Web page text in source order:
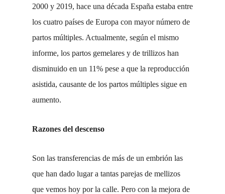
2000 y 2019, hace una década España estaba entre
los cuatro países de Europa con mayor número de
partos múltiples. Actualmente, según el mismo
informe, los partos gemelares y de trillizos han
disminuido en un 11% pese a que la reproducción
asistida, causante de los partos múltiples sigue en
aumento.
Razones del descenso
Son las transferencias de más de un embrión las
que han dado lugar a tantas parejas de mellizos
que vemos hoy por la calle. Pero con la mejora de